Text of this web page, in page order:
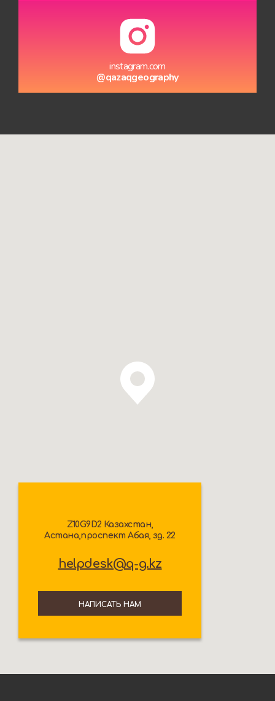
instagram.com
@qazaqgeography
Z10G9D2 Казахстан,
Астана,проспект Абая, зд. 22
helpdesk@q-g.kz
НАПИСАТЬ НАМ